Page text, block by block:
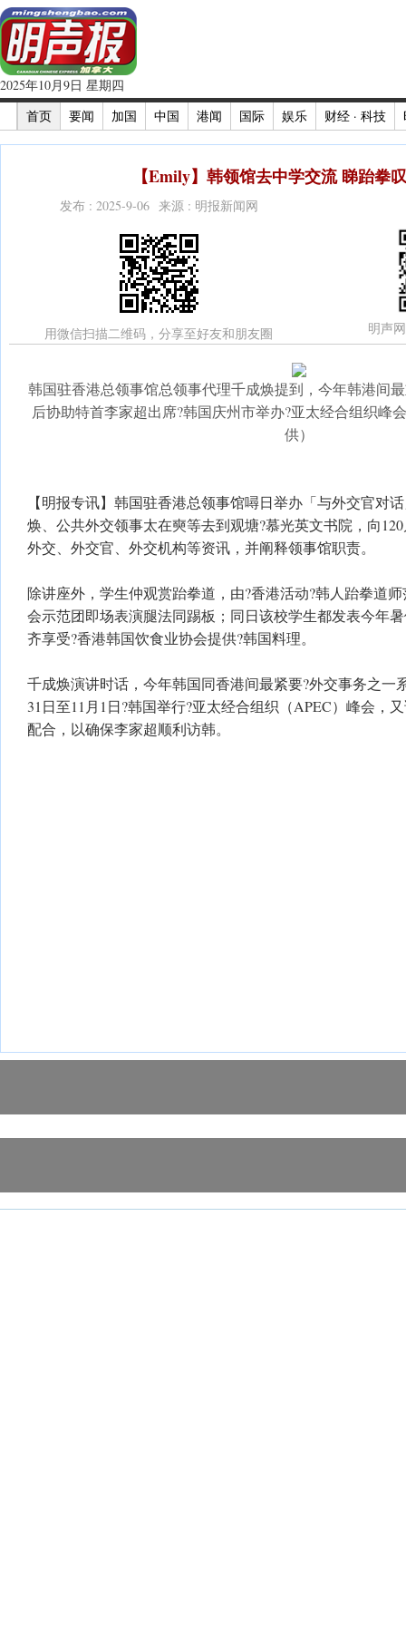
2025年10月9日 星期四
首页
要闻 加国 中国 港闻 国际 娱乐 财经 · 科技
【Emily】韩领馆去中学交流 睇跆拳
发布 : 2025-9-06 来源 : 明报新闻网
用微信扫描二维码，分享至好友和朋友圈 明声
韩国驻香港总领事馆总领事代理千成焕提到，今年韩港间
后协助特首李家超出席?韩国庆州市举办?亚太经合组织峰
供）
【明报专讯】韩国驻香港总领事馆噚日举办「与外交官对
焕、公共外交领事太在奭等去到观塘?慕光英文书院，向
外交、外交官、外交机构等资讯，并阐释领事馆职责。
除讲座外，学生仲观赏跆拳道，由?香港活动?韩人跆拳道
会示范团即场表演腿法同踢板；同日该校学生都发表今年
齐享受?香港韩国饮食业协会提供?韩国料理。
千成焕演讲时话，今年韩国同香港间最紧要?外交事务之一
31日至11月1日?韩国举行?亚太经合组织（APEC）峰会，
配合，以确保李家超顺利访韩。